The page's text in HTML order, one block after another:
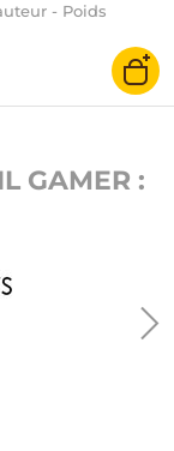
- Poids
GAMER :